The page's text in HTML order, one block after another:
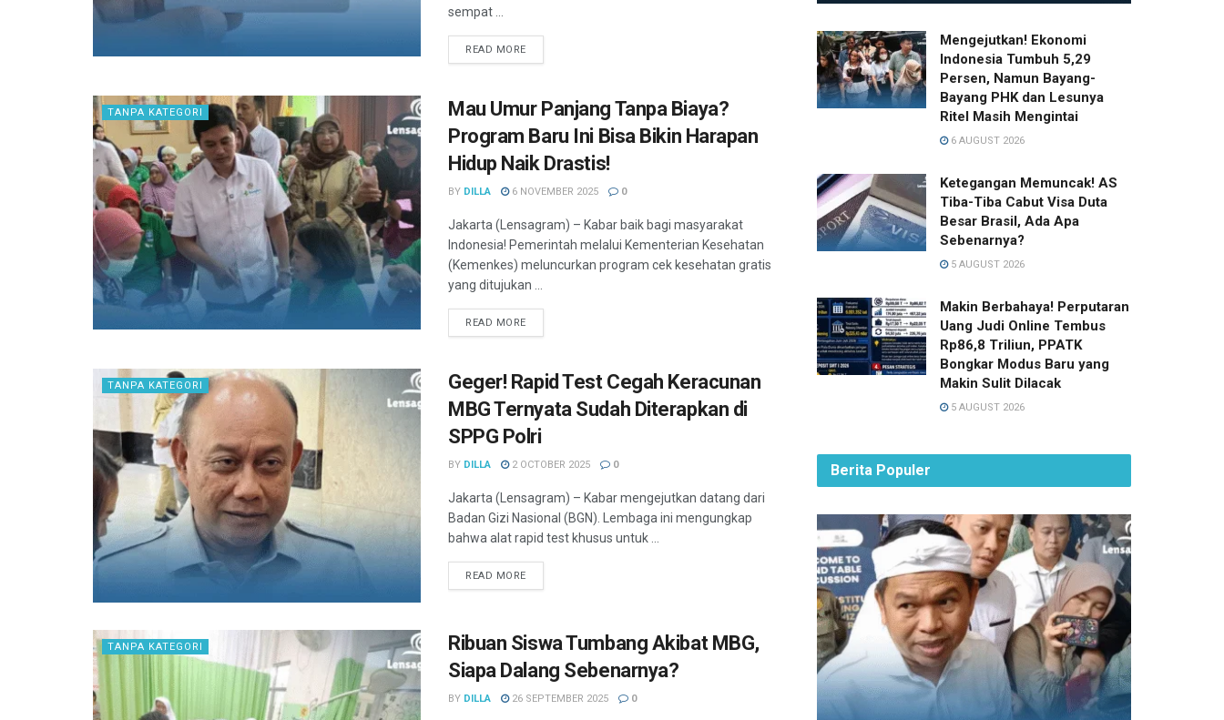
sempat ...
READ MORE
TANPA KATEGORI
Mau Umur Panjang Tanpa Biaya?
Program Baru Ini Bisa Bikin Harapan
Hidup Naik Drastis!
BY DILLA 6 NOVEMBER 2025 0
Jakarta (Lensagram) – Kabar baik bagi masyarakat
Indonesia! Pemerintah melalui Kementerian Kesehatan
(Kemenkes) meluncurkan program cek kesehatan gratis
yang ditujukan ...
READ MORE
TANPA KATEGORI
Geger! Rapid Test Cegah Keracunan
MBG Ternyata Sudah Diterapkan di
SPPG Polri
BY DILLA 2 OCTOBER 2025 0
Jakarta (Lensagram) – Kabar mengejutkan datang dari
Badan Gizi Nasional (BGN). Lembaga ini mengungkap
bahwa alat rapid test khusus untuk ...
READ MORE
TANPA KATEGORI
Ribuan Siswa Tumbang Akibat MBG,
Siapa Dalang Sebenarnya?
BY DILLA 26 SEPTEMBER 2025 0
Mengejutkan! Ekonomi
Indonesia Tumbuh 5,29
Persen, Namun Bayang-
Bayang PHK dan Lesunya
Ritel Masih Mengintai
6 AUGUST 2026
Ketegangan Memuncak! AS
Tiba-Tiba Cabut Visa Duta
Besar Brasil, Ada Apa
Sebenarnya?
5 AUGUST 2026
Makin Berbahaya! Perputaran
Uang Judi Online Tembus
Rp86,8 Triliun, PPATK
Bongkar Modus Baru yang
Makin Sulit Dilacak
5 AUGUST 2026
Berita Populer